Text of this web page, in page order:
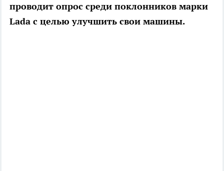
проводит опрос среди поклонников марки
Lada с целью улучшить свои машины.